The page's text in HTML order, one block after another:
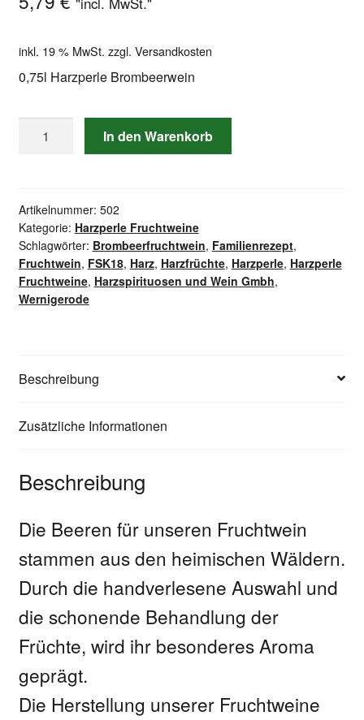
inkl. 19 % MwSt. zzgl. Versandkosten
0,75l Harzperle Brombeerwein
Harzperle
In den Warenkorb
Artikelnummer: 502
Kategorie: Harzperle Fruchtweine
Schlagwörter: Brombeerfruchtwein, Familienrezept,
Fruchtwein, FSK18, Harz, Harzfrüchte, Harzperle, Harzperle
Fruchtweine, Harzspirituosen und Wein Gmbh,
Wernigerode
Beschreibung
Zusätzliche Informationen
Beschreibung
Die Beeren für unseren Fruchtwein
stammen aus den heimischen Wäldern.
Durch die handverlesene Auswahl und
die schonende Behandlung der
Früchte, wird ihr besonderes Aroma
geprägt.
Die Herstellung unserer Fruchtweine